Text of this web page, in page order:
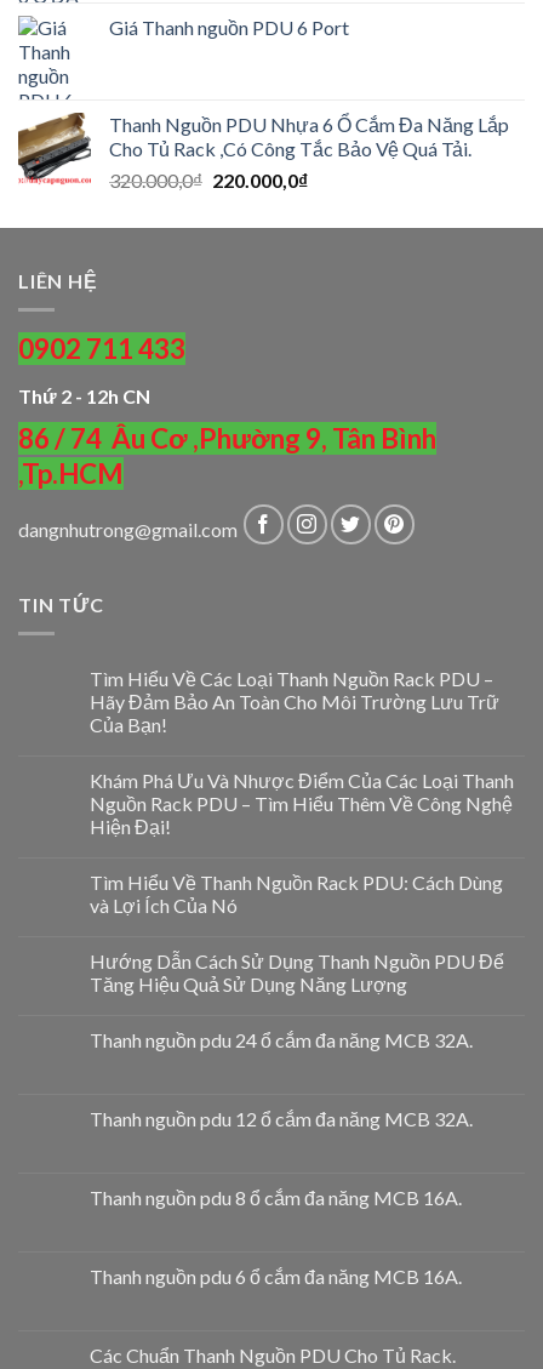
là:
tại
Giá Thanh nguồn PDU 6 Port
Thanh Nguồn PDU Nhựa 6 Ổ Cắm Đa Năng Lắp
Cho Tủ Rack ,Có Công Tắc Bảo Vệ Quá Tải.
320.000,0₫ Giá
là:
220.000,0₫Giá
tại
LIÊN HỆ
0902 711 433
Thứ 2 - 12h CN
86 / 74 Âu Cơ ,Phường 9, Tân Bình
,Tp.HCM
dangnhutrong@gmail.com
TIN TỨC
Tìm Hiểu Về Các Loại Thanh Nguồn Rack PDU –
Hãy Đảm Bảo An Toàn Cho Môi Trường Lưu Trữ
Của Bạn!
Khám Phá Ưu Và Nhược Điểm Của Các Loại Thanh
Nguồn Rack PDU – Tìm Hiểu Thêm Về Công Nghệ
Hiện Đại!
Tìm Hiểu Về Thanh Nguồn Rack PDU: Cách Dùng
và Lợi Ích Của Nó
Hướng Dẫn Cách Sử Dụng Thanh Nguồn PDU Để
Tăng Hiệu Quả Sử Dụng Năng Lượng
Thanh nguồn pdu 24 ổ cắm đa năng MCB 32A.
Thanh nguồn pdu 12 ổ cắm đa năng MCB 32A.
Thanh nguồn pdu 8 ổ cắm đa năng MCB 16A.
Thanh nguồn pdu 6 ổ cắm đa năng MCB 16A.
Các Chuẩn Thanh Nguồn PDU Cho Tủ Rack.